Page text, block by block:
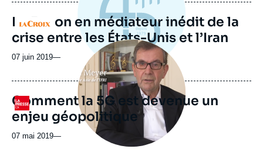
Logo
Le Japon en médiateur inédit de la
crise entre les États-Unis et l’Iran
07 juin 2019—
Logo
Image
principale
médiatique
Comment la 5G est devenue un
enjeu géopolitique
07 mai 2019—